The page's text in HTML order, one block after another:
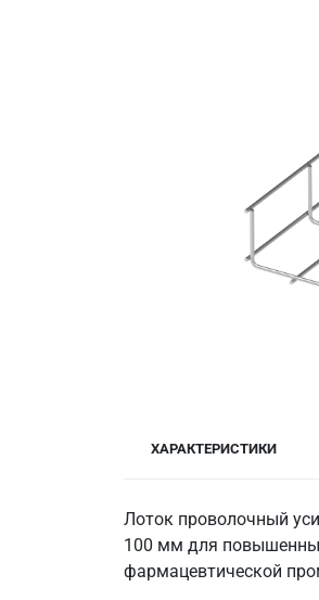
ХАРАКТЕРИСТИКИ
Лоток проволочный
100 мм для
фармацевтической